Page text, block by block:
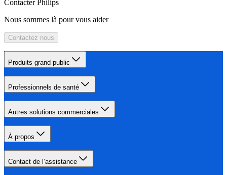
Contacter Philips
Nous sommes là pour vous aider
Contactez nous
Produits grand public
Professionnels de santé
Autres solutions commerciales
À propos
Contact de l’assistance